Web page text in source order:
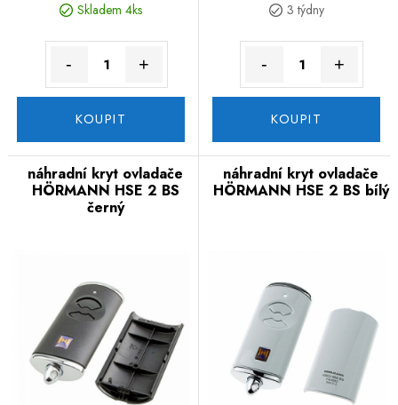
Skladem 4ks
- +
KOUPIT
3 týdny
- +
KOUPIT
náhradní kryt ovladače
HÖRMANN HSE 2 BS
černý
náhradní kryt ovladače
HÖRMANN HSE 2 BS bílý